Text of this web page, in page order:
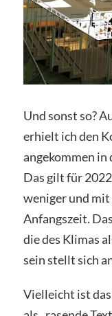
Und sonst so?
erhielt ich den
angekommen in
Das gilt für
weniger und
Anfangszeit.
die des Klimas
sein stellt sich
Vielleicht ist